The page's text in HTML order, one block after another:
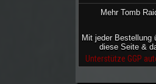
Mehr Tomb
Mit jeder Bestellung
diese Seite &
Unterstütze GGP